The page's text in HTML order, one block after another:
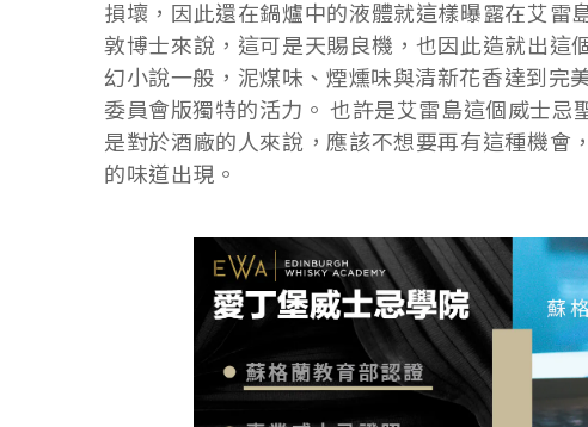
損壞，因此還在鍋爐中的液體就這樣曝露在艾雷
敦博士來說，這可是天賜良機，也因此造就出這
幻小說一般，泥煤味、煙燻味與清新花香達到
委員會版獨特的活力。 也許是艾雷島這個威士
是對於酒廠的人來說，應該不想要再有這種機會
的味道出現。